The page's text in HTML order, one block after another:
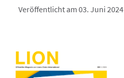
Veröffentlicht am 03. Juni 2024